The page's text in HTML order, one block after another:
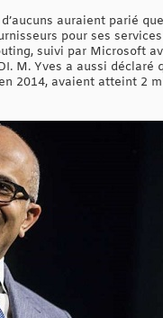
auraient parié
pour ses
suivi par Microsoft
M. Yves a aussi
2014, avaient atteint 2